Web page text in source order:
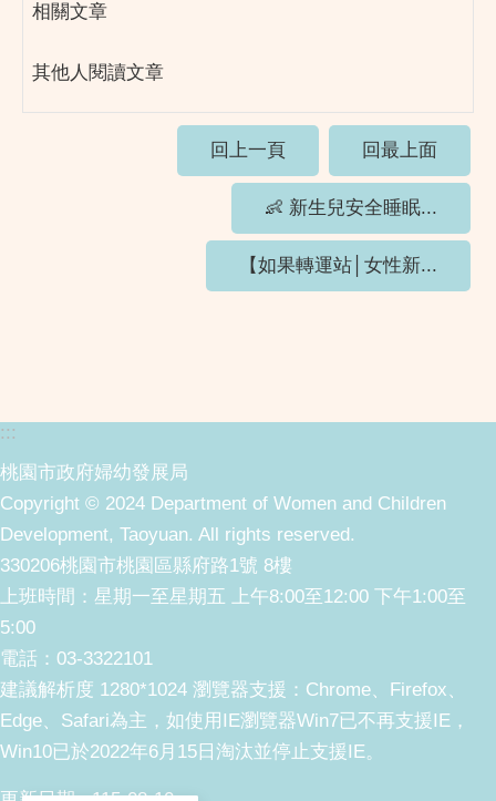
相關文章
其他人閱讀文章
回上一頁 回最上面
👶 新生兒安全睡眠...
【如果轉運站│女性新...
:::
桃園市政府婦幼發展局
Copyright © 2024 Department of Women and Children
Development, Taoyuan. All rights reserved.
330206桃園市桃園區縣府路1號 8樓
上班時間：星期一至星期五 上午8:00至12:00 下午1:00至
5:00
電話：03-3322101
建議解析度 1280*1024 瀏覽器支援：Chrome、Firefox、
Edge、Safari為主，如使用IE瀏覽器Win7已不再支援IE，
Win10已於2022年6月15日淘汰並停止支援IE。